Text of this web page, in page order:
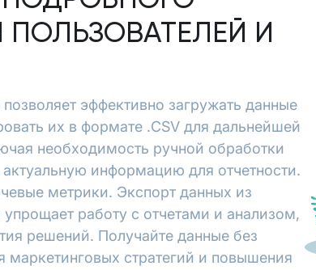
И
эффективно загружать данные
их в формате .CSV для дальнейшей
необходимость ручной обработки
информацию для отчетности.
метрики. Экспорт данных из
работу с отчетами и анализом,
решений. Получайте данные без
маркетинговых стратегий и повышения